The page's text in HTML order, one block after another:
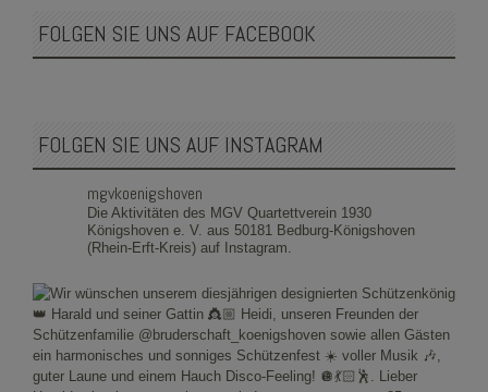
FOLGEN SIE UNS AUF FACEBOOK
FOLGEN SIE UNS AUF INSTAGRAM
mgvkoenigshoven
Die Aktivitäten des MGV Quartettverein 1930
Königshoven e. V. aus 50181 Bedburg-Königshoven
(Rhein-Erft-Kreis) auf Instagram.